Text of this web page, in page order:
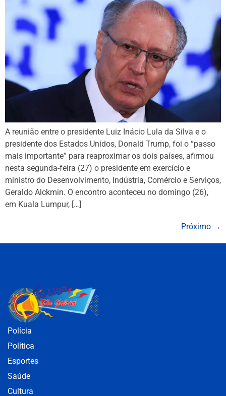
A reunião entre o presidente Luiz Inácio Lula da Silva e o
presidente dos Estados Unidos, Donald Trump, foi o “passo
mais importante” para reaproximar os dois países, afirmou
nesta segunda-feira (27) o presidente em exercício e
ministro do Desenvolvimento, Indústria, Comércio e Serviços,
Geraldo Alckmin. O encontro aconteceu no domingo (26),
em Kuala Lumpur, […]
Próximo →
Polícia
Política
Esportes
Saúde
Cultura